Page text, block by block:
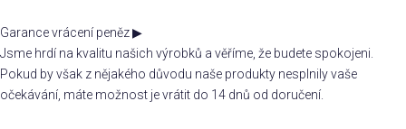
Garance vrácení peněz▶
Jsme hrdí na kvalitu našich výrobků a věříme, že budete spokojeni.
Pokud by však z nějakého důvodu naše produkty nesplnily vaše
očekávání, máte možnost je vrátit do 14 dnů od doručení.